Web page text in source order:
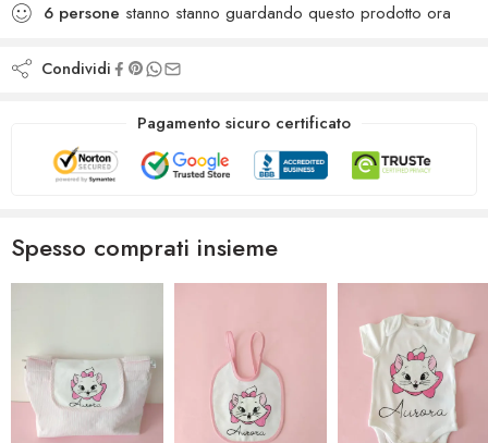
6 persone stanno stanno guardando questo prodotto ora
Condividi
Pagamento sicuro certificato
Spesso comprati insieme